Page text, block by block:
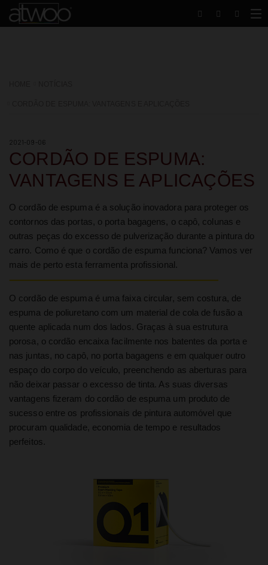
2021-09-06
CORDÃO DE ESPUMA:
VANTAGENS E APLICAÇÕES
O cordão de espuma é a solução inovadora para proteger os
contornos das portas, o porta bagagens, o capô, colunas e
outras peças do excesso de pulverização durante a pintura do
carro. Como é que o cordão de espuma funciona? Vamos ver
mais de perto esta ferramenta profissional.
O cordão de espuma é uma faixa circular, sem costura, de
espuma de poliuretano com um material de cola de fusão a
quente aplicada num dos lados. Graças à sua estrutura
porosa, o cordão encaixa facilmente nos batentes da porta e
nas juntas, no capô, no porta bagagens e em qualquer outro
espaço do corpo do veículo, preenchendo as aberturas para
não deixar passar o excesso de tinta. As suas diversas
vantagens fizeram do cordão de espuma um produto de
sucesso entre os profissionais de pintura automóvel que
procuram qualidade, economia de tempo e resultados
perfeitos.